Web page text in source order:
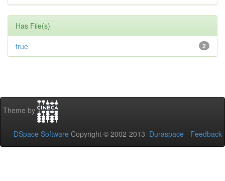
Has File(s)
2
true
Theme by
DSpace Software Copyright © 2002-2013 Duraspace - Feedback